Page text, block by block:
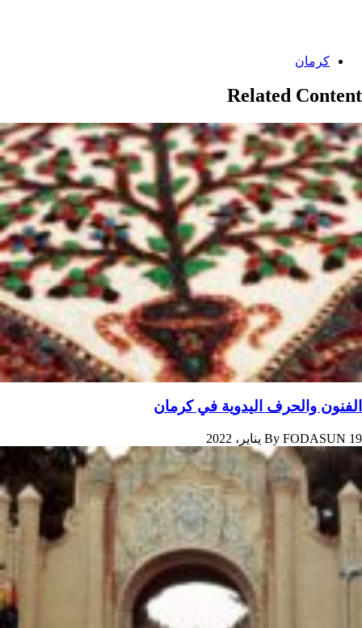
Categories:
کرمان
Related Content
الفنون والحرف اليدوية في کرمان
By FODASUN 19 يناير، 2022